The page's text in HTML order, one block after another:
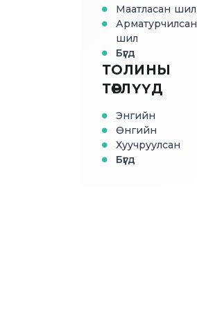
Маатласан шил
Арматурчилсан
шил
Бүгд
ТОЛИНЫ
ТӨРЛҮҮД
Энгийн
Өнгийн
Хуучруулсан
Бүгд